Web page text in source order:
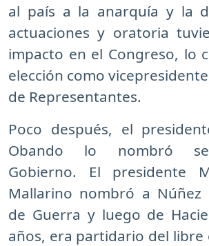
al país a la anarquía y la
actuaciones y oratoria
impacto en el Congreso, lo
elección como
de Representantes.
Poco después, el
Obando lo nombró
Gobierno. El presidente
Mallarino nombró a Núñez
de Guerra y luego de
años, era partidario del libre